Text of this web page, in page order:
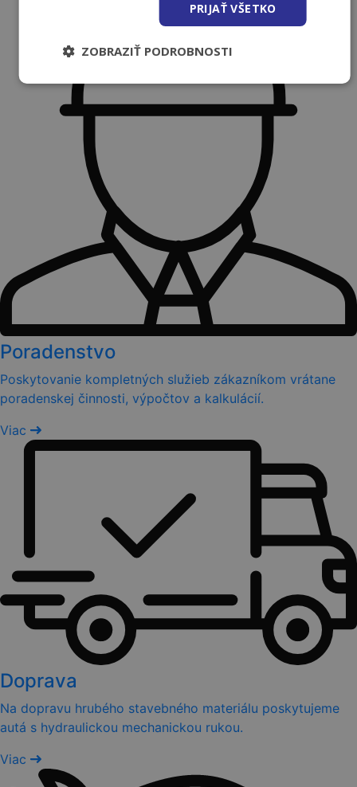
Poradenstvo
Poskytovanie kompletných služieb zákazníkom vrátane
poradenskej činnosti, výpočtov a kalkulácií.
Viac
Doprava
Na dopravu hrubého stavebného materiálu poskytujeme
autá s hydraulickou mechanickou rukou.
Viac
PRIJAŤ VŠETKO
ZOBRAZIŤ PODROBNOSTI